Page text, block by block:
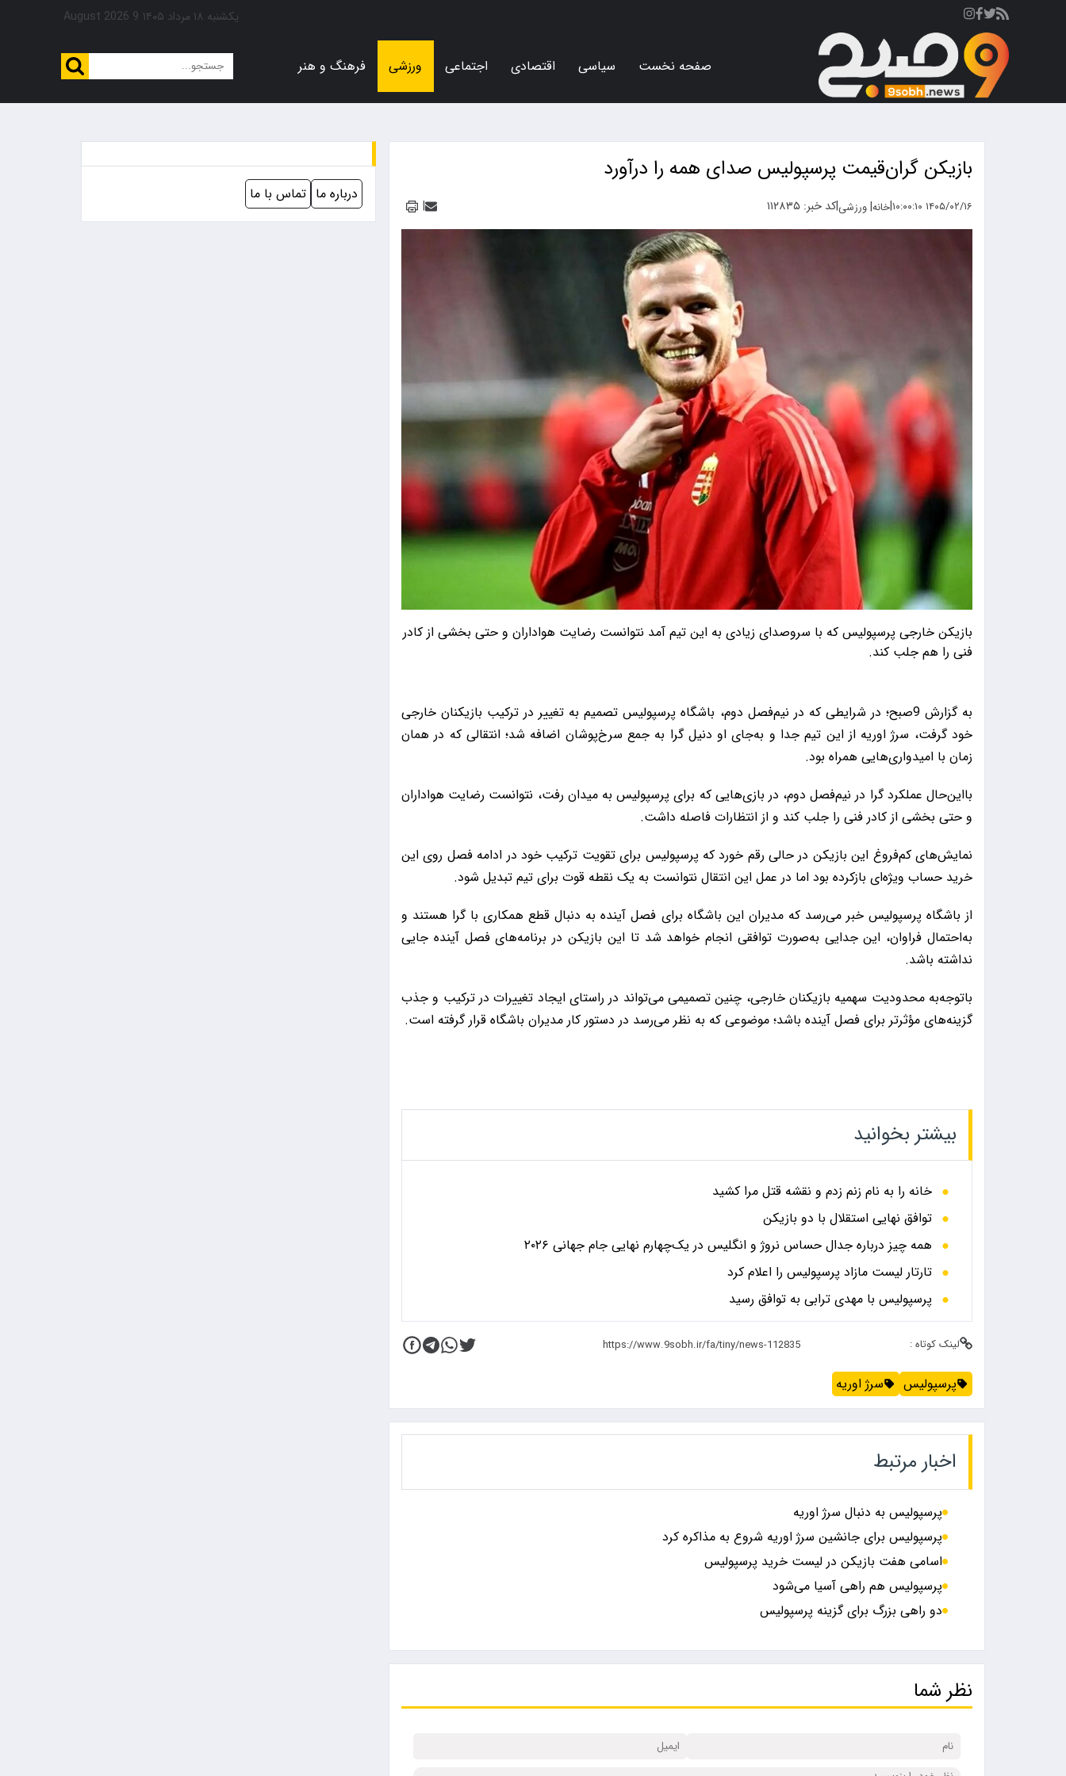
یکشنبه ۱۸ مرداد ۱۴۰۵ 9 August 2026
صفحه نخست سیاسی اقتصادی اجتماعی ورزشی فرهنگ و هنر
بازیکن گران‌قیمت پرسپولیس صدای همه را درآورد
۱۴۰۵/۰۲/۱۶ ۱۰:۰۰:۱۰ |خانه|ورزشی|کد خبر: ۱۱۲۸۳۵ |
بازیکن خارجی پرسپولیس که با سروصدای زیادی به این تیم آمد نتوانست رضایت هواداران و حتی بخشی از کادر
فنی را هم جلب کند.
به گزارش 9صبح؛ در شرایطی که در نیم‌فصل دوم، باشگاه پرسپولیس تصمیم به تغییر در ترکیب بازیکنان خارجی
خود گرفت، سرژ اوریه از این تیم جدا و به‌جای او دنیل گرا به جمع سرخ‌پوشان اضافه شد؛ انتقالی که در همان
زمان با امیدواری‌هایی همراه بود.
بااین‌حال عملکرد گرا در نیم‌فصل دوم، در بازی‌هایی که برای پرسپولیس به میدان رفت، نتوانست رضایت هواداران
و حتی بخشی از کادر فنی را جلب کند و از انتظارات فاصله داشت.
نمایش‌های کم‌فروغ این بازیکن در حالی رقم خورد که پرسپولیس برای تقویت ترکیب خود در ادامه فصل روی این
خرید حساب ویژه‌ای بازکرده بود اما در عمل این انتقال نتوانست به یک نقطه قوت برای تیم تبدیل شود.
از باشگاه پرسپولیس خبر می‌رسد که مدیران این باشگاه برای فصل آینده به دنبال قطع همکاری با گرا هستند و
به‌احتمال فراوان، این جدایی به‌صورت توافقی انجام خواهد شد تا این بازیکن در برنامه‌های فصل آینده جایی
نداشته باشد.
باتوجه‌به محدودیت سهمیه بازیکنان خارجی، چنین تصمیمی می‌تواند در راستای ایجاد تغییرات در ترکیب و جذب
گزینه‌های مؤثرتر برای فصل آینده باشد؛ موضوعی که به نظر می‌رسد در دستور کار مدیران باشگاه قرار گرفته است.
بیشتر بخوانید
خانه را به نام زنم زدم و نقشه قتل مرا کشید
توافق نهایی استقلال با دو بازیکن
همه چیز درباره جدال حساس نروژ و انگلیس در یک‌چهارم نهایی جام جهانی ۲۰۲۶
تارتار لیست مازاد پرسپولیس را اعلام کرد
پرسپولیس با مهدی ترابی به توافق رسید
لینک کوتاه :
پرسپولیس سرژ اوریه
اخبار مرتبط
پرسپولیس به دنبال سرژ اوریه
پرسپولیس برای جانشین سرژ اوریه شروع به مذاکره کرد
اسامی هفت بازیکن در لیست خرید پرسپولیس
پرسپولیس هم راهی آسیا می‌شود
دو راهی بزرگ برای گزینه پرسپولیس
نظر شما
درباره ما تماس با ما